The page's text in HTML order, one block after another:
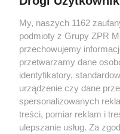
Żaden utwór zamieszczony w
rozpowszechniany lub dalej
tym także elektroniczny lub
eksploatacji w jakiejkolwiek
bez pisemnej zgody właściciela
wykorzystanie utworów w
bez właściwej zgody, jest
prawnie.
My, naszych 1162
podmioty z Grupy ZPR
przechowujemy
przetwarzamy dane
identyfikatory,
urządzenie czy dane
spersonalizowanych
treści, pomiar reklam i
ulepszanie usług. Za